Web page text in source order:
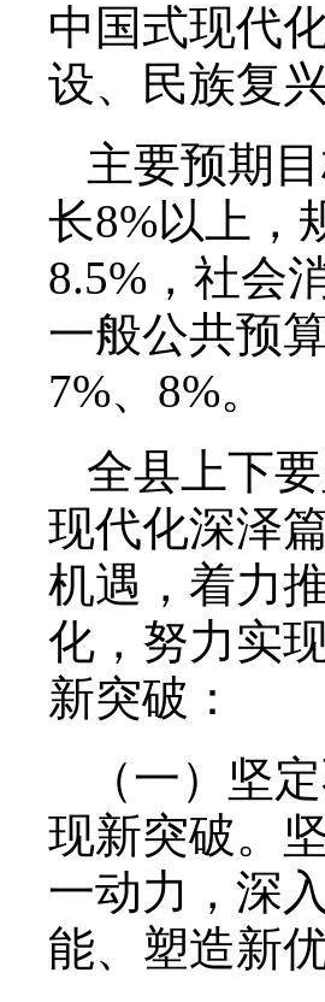
中国式现代
设、民族复
主要预期
长8%以上，
8.5%，社会
一般公共预
7%、8%。
全县上下
现代化深泽
机遇，着力
化，努力实
新突破：
（一）坚
现新突破。
一动力，深
能、塑造新优